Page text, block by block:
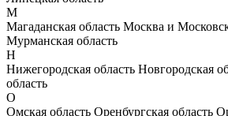
М
Магаданская область Москва и
Мурманская область
Н
Нижегородская область Новгородская
область
О
Омская область Оренбургская область